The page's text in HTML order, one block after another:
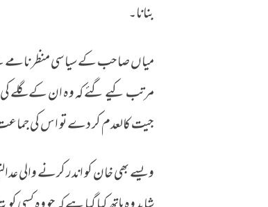
بنانا۔
‏میاں صاحب کے سیاسی منظر نامے
مرتب کیے گئے کہ وہ ان کے گلے کی
جیت کالعدم کر دے تو اس کی جماعت
ویسے بھی خان کو اندر کرنے والی